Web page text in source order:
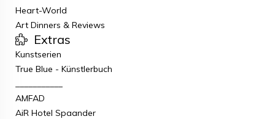
Heart-World
Art Dinners & Reviews
Extras
Kunstserien
True Blue - Künstlerbuch
AMFAD
AiR Hotel Spaander